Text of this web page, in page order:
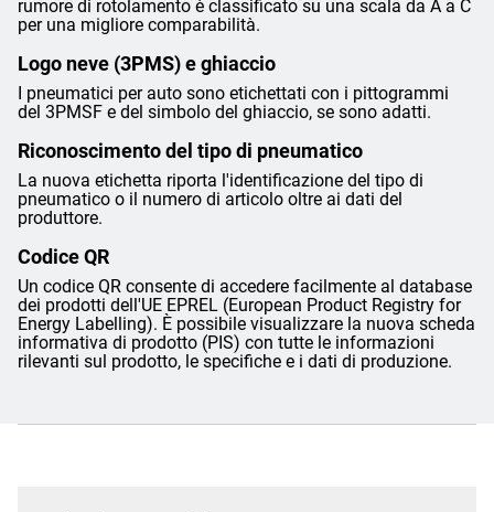
rumore di rotolamento è classificato su una scala da A a C
per una migliore comparabilità.
Logo neve (3PMS) e ghiaccio
I pneumatici per auto sono etichettati con i pittogrammi
del 3PMSF e del simbolo del ghiaccio, se sono adatti.
Riconoscimento del tipo di pneumatico
La nuova etichetta riporta l'identificazione del tipo di
pneumatico o il numero di articolo oltre ai dati del
produttore.
Codice QR
Un codice QR consente di accedere facilmente al database
dei prodotti dell'UE EPREL (European Product Registry for
Energy Labelling). È possibile visualizzare la nuova scheda
informativa di prodotto (PIS) con tutte le informazioni
rilevanti sul prodotto, le specifiche e i dati di produzione.